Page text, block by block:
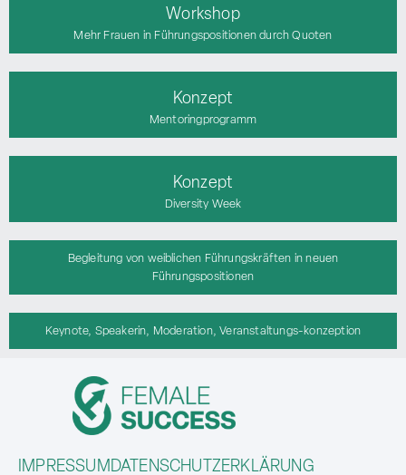
Workshop
Mehr Frauen in Führungspositionen durch Quoten
Konzept
Mentoringprogramm
Konzept
Diversity Week
Begleitung von weiblichen Führungskräften in neuen
Führungspositionen
Keynote, Speakerin, Moderation, Veranstaltungs-konzeption
IMPRESSUMDATENSCHUTZERKLÄRUNG